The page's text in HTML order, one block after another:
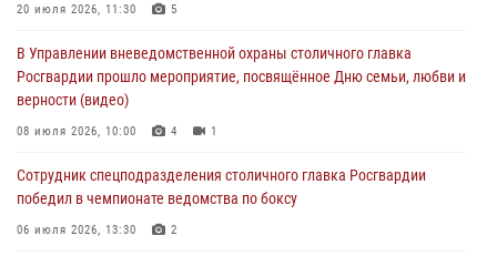
находящегося в федеральном розыске (видео)
Росгвардия обеспечила правопорядок во время празднования Дня
воздушно-десантных войск в Москве (видео)
03 августа 2026, 08:00
Московские росгвардейцы пришли на помощь семье, у которой
сломался автомобиль на проезжей части (Видео)
02 августа 2026, 11:54
20 июля 2026, 11:30 5
В Управлении вневедомственной охраны столичного главка
Росгвардии прошло мероприятие, посвящённое Дню семьи, любви и
верности (видео)
08 июля 2026, 10:00 4 1
Сотрудник спецподразделения столичного главка Росгвардии
победил в чемпионате ведомства по боксу
06 июля 2026, 13:30 2